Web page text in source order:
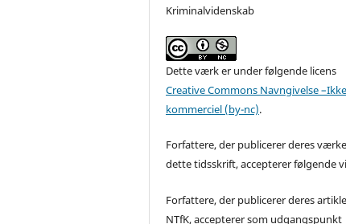
Kriminalvidenskab
Dette værk er under følgende licens
Creative Commons Navngivelse
kommerciel (by-nc).
Forfattere, der publicerer deres
dette tidsskrift, accepterer følgende
Forfattere, der publicerer deres
NTfK, accepterer som udgangspunkt